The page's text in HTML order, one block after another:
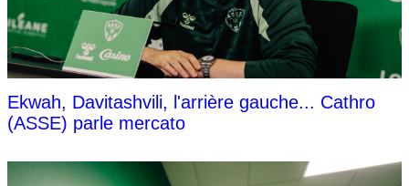
Ekwah, Davitashvili, l'arrière gauche... Cathro
(ASSE) parle mercato